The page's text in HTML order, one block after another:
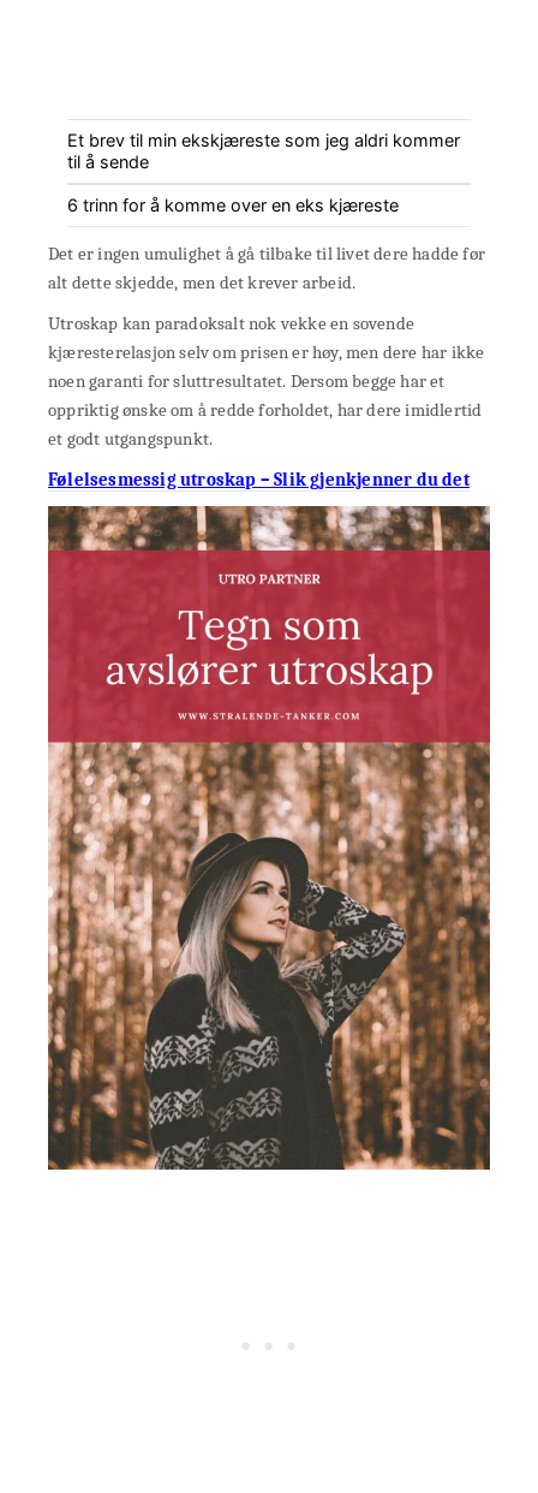
Et brev til min ekskjæreste som jeg aldri kommer
til å sende
6 trinn for å komme over en eks kjæreste
Det er ingen umulighet å gå tilbake til livet dere hadde før
alt dette skjedde, men det krever arbeid.
Utroskap kan paradoksalt nok vekke en sovende
kjæresterelasjon selv om prisen er høy, men dere har ikke
noen garanti for sluttresultatet. Dersom begge har et
oppriktig ønske om å redde forholdet, har dere imidlertid
et godt utgangspunkt.
Følelsesmessig utroskap – Slik gjenkjenner du det